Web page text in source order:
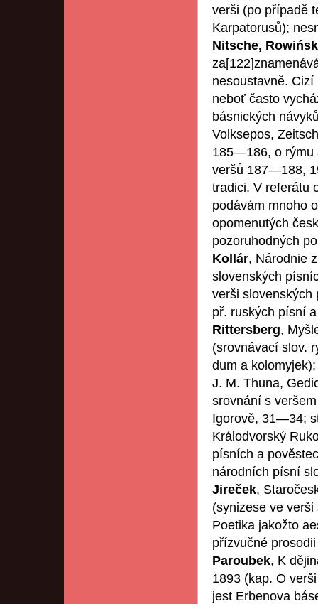
verši (po případě
Karpatorusů);
Nitsche,
za
nesoustavně.
neboť často
básnických
Volksepos,
185—186, o rýmu
veršů 187—188,
tradici. V referátu
podávám mnoho
opomenutých
pozoruhodných
Kollár, Národnie
slovenských
verši slovenských
př. ruských písní
Rittersberg,
(srovnávací slov.
dum a
J. M. Thuna,
srovnání s
Igorově, 31—34;
Králodvorský
písních a
národních písní
Jireček,
(synizese ve
Poetika jakožto
přízvučné
Paroubek, K
1893 (kap. O
jest Erbenova